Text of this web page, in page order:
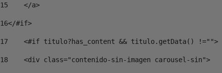
15
    </a>
16</#if>
17
    <#if titulo?has_content && titulo.getData() !="">
18
    <div class="contenido-sin-imagen carousel-sin">